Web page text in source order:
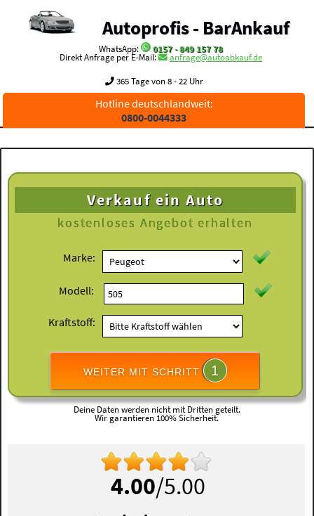
Autoprofis - BarAnkauf
WhatsApp:
0157 - 849 157 78
Direkt Anfrage per E-Mail:
anfrage@autoabkauf.de
365 Tage von 8 - 22 Uhr
Hotline deutschlandweit:
0800-0044333
Verkauf ein Auto
kostenloses Angebot erhalten
Marke:
Modell:
Kraftstoff:
WEITER MIT SCHRITT 1
Deine Daten werden nicht mit Dritten geteilt.
Wir garantieren 100% Sicherheit.
4.00/5.00